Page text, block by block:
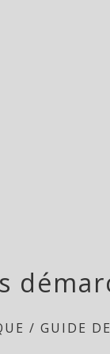
/GUIDE